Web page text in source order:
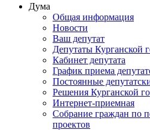
Дума
Общая информация
Новости
Ваш депутат
Депутаты Курганской
Кабинет депутата
График приема
Постоянные
Решения Курганской
Интернет-приемная
Собрание граждан по
проектов